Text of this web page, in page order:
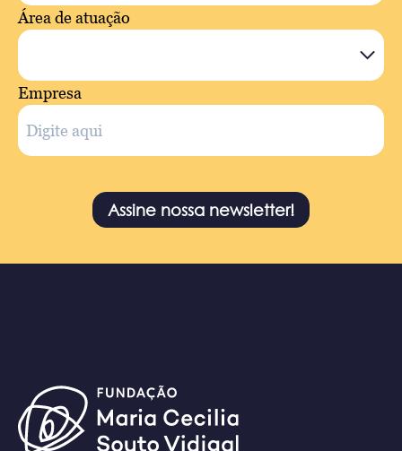
Área de atuação
Empresa
Assine nossa newsletter!